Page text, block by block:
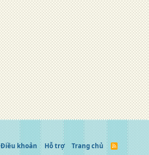
Điều khoản Hỗ trợ Trang chủ
R